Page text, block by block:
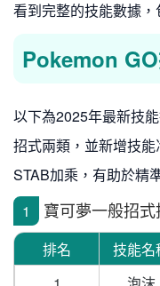
看到完整的技能數據
Pokemon
以下為2025年最新技
招式兩類，並新增技
STAB加乘，有助於精
1
寶可夢一般招
排名 技能名